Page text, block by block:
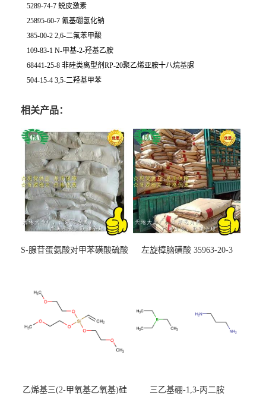
5289-74-7 蜕皮激素
25895-60-7 氰基硼氢化钠
385-00-2 2,6-二氟苯甲酸
109-83-1 N-甲基-2-羟基乙胺
68441-25-8 非硅类离型剂RP-20聚乙烯亚胺十八烷基脲
504-15-4 3,5-二羟基甲苯
相关产品：
S-腺苷蛋氨酸对甲苯磺酸硫酸
左旋樟脑磺酸 35963-20-3
乙烯基三(2-甲氧基乙氧基)硅 三乙基硼-1,3-丙二胺